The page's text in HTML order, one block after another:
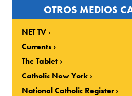
OTROS MEDIOS
NET TV
Currents
The Tablet
Catholic New York
National Catholic Register